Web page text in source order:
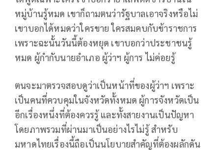
หมู่บ้านรู้หมด เขาก็ถามตนว่ารัฐบาลเอาจริงหรือไม่​
เขาบอกได้หมดว่าใครขาย ใครสมคบกับข้าราชการ
เพราะฉะนั้นวันนี้ต้องหยุด เขาบอกว่าประชาชนรู้
หมด ผู้กำกับนายอำเภอ ผู้ว่าฯ ผู้การ ไม่ค่อยรู้
ตนจะมาตรวจสอบดูว่าเป็นหน้าที่ของผู้ว่าฯ เพราะ
เป็นคนที่ควบคุมในจังหวัดทั้งหมด ผู้การจังหวัดเป็น
อีกเรื่องหนึ่งที่ต้องควรรู้​ และทั้งสายงานเป็นปัญหา
โดยภาพรวมที่ผ่านมาเป็นอย่างไรไม่รู้ สำหรับ
มหาดไทยเรื่องนี้ถือเป็นนโยบายสำคัญที่ต้องผลักดัน